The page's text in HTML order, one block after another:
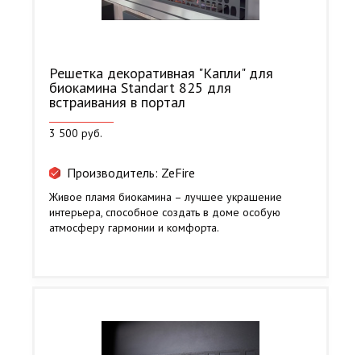
Решетка декоративная "Капли" для
биокамина Standart 825 для
встраивания в портал
3 500 руб.
Производитель: ZeFire
Живое пламя биокамина – лучшее украшение
интерьера, способное создать в доме особую
атмосферу гармонии и комфорта.